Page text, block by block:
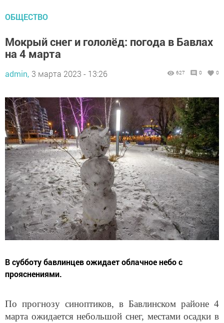
ОБЩЕСТВО
Мокрый снег и гололёд: погода в Бавлах
на 4 марта
admin, 3 марта 2023 - 13:26 627 0 0
В субботу бавлинцев ожидает облачное небо с
прояснениями.
По прогнозу синоптиков, в Бавлинском районе 4
марта ожидается небольшой снег, местами осадки в